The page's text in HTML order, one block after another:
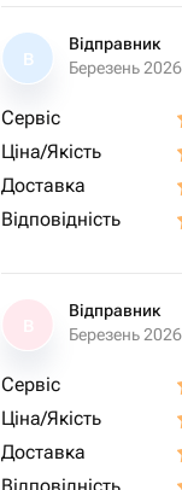
В
Відправник
Березень 2026
Сервіс
Ціна/Якість
Доставка
Відповідність
Відправник
Березень 2026
Сервіс
Ціна/Якість
Доставка